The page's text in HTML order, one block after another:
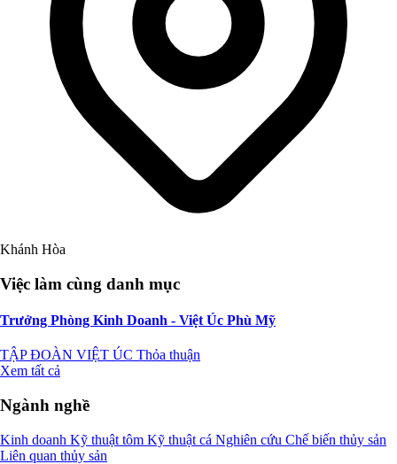
Khánh Hòa
Việc làm cùng danh mục
Trưởng Phòng Kinh Doanh - Việt Úc Phù Mỹ
TẬP ĐOÀN VIỆT ÚC Thỏa thuận
Xem tất cả
Ngành nghề
Kinh doanh Kỹ thuật tôm Kỹ thuật cá Nghiên cứu Chế biến thủy sản
Liên quan thủy sản